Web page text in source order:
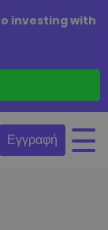
investing with
Εγγραφή